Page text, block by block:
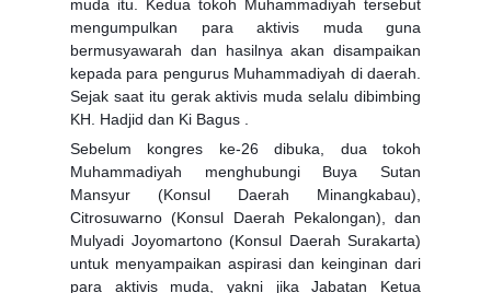
muda itu. Kedua tokoh Muhammadiyah tersebut
mengumpulkan para aktivis muda guna
bermusyawarah dan hasilnya akan disampaikan
kepada para pengurus Muhammadiyah di daerah.
Sejak saat itu gerak aktivis muda selalu dibimbing
KH. Hadjid dan Ki Bagus .
Sebelum kongres ke-26 dibuka, dua tokoh
Muhammadiyah menghubungi Buya Sutan
Mansyur (Konsul Daerah Minangkabau),
Citrosuwarno (Konsul Daerah Pekalongan), dan
Mulyadi Joyomartono (Konsul Daerah Surakarta)
untuk menyampaikan aspirasi dan keinginan dari
para aktivis muda, yakni jika Jabatan Ketua